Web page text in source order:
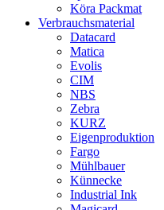
Köra Packmat
Verbrauchsmaterial
Datacard
Matica
Evolis
CIM
NBS
Zebra
KURZ
Eigenproduktion
Fargo
Mühlbauer
Künnecke
Industrial Ink